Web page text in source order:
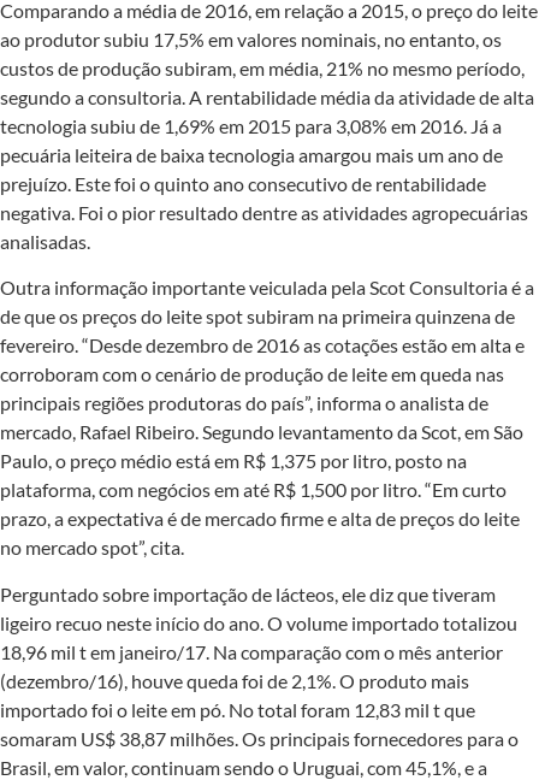
Comparando a média de 2016, em relação a 2015, o preço do leite
ao produtor subiu 17,5% em valores nominais, no entanto, os
custos de produção subiram, em média, 21% no mesmo período,
segundo a consultoria. A rentabilidade média da atividade de alta
tecnologia subiu de 1,69% em 2015 para 3,08% em 2016. Já a
pecuária leiteira de baixa tecnologia amargou mais um ano de
prejuízo. Este foi o quinto ano consecutivo de rentabilidade
negativa. Foi o pior resultado dentre as atividades agropecuárias
analisadas.
Outra informação importante veiculada pela Scot Consultoria é a
de que os preços do leite spot subiram na primeira quinzena de
fevereiro. “Desde dezembro de 2016 as cotações estão em alta e
corroboram com o cenário de produção de leite em queda nas
principais regiões produtoras do país”, informa o analista de
mercado, Rafael Ribeiro. Segundo levantamento da Scot, em São
Paulo, o preço médio está em R$ 1,375 por litro, posto na
plataforma, com negócios em até R$ 1,500 por litro. “Em curto
prazo, a expectativa é de mercado firme e alta de preços do leite
no mercado spot”, cita.
Perguntado sobre importação de lácteos, ele diz que tiveram
ligeiro recuo neste início do ano. O volume importado totalizou
18,96 mil t em janeiro/17. Na comparação com o mês anterior
(dezembro/16), houve queda foi de 2,1%. O produto mais
importado foi o leite em pó. No total foram 12,83 mil t que
somaram US$ 38,87 milhões. Os principais fornecedores para o
Brasil, em valor, continuam sendo o Uruguai, com 45,1%, e a